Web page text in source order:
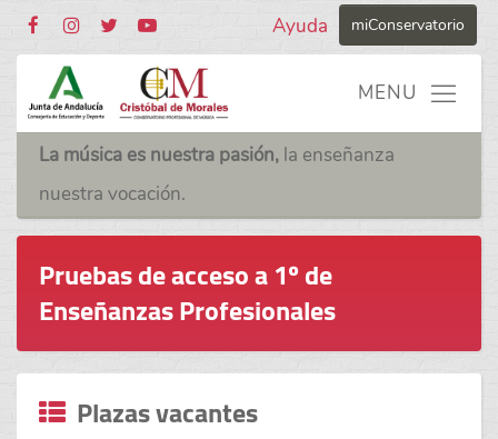
miConservatorio
Ayuda
La música es nuestra pasión, la enseñanza
nuestra vocación.
Pruebas de acceso a 1º de
Enseñanzas Profesionales
Plazas vacantes